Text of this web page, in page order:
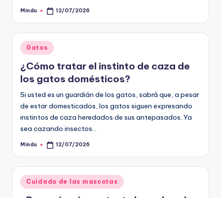
Publicado
Mindu 12/07/2026
Publicado
en
Gatos
¿Cómo tratar el instinto de caza de
los gatos domésticos?
Si usted es un guardián de los gatos, sabrá que, a pesar
de estar domesticados, los gatos siguen expresando
instintos de caza heredados de sus antepasados. Ya
sea cazando insectos…
Publicado
Mindu 12/07/2026
Publicado
en
Cuidado de las mascotas